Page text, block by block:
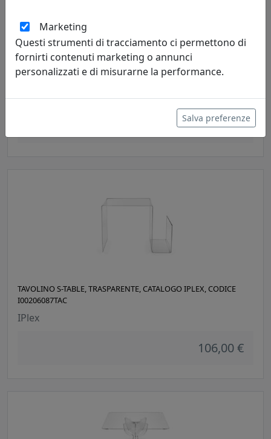
TAVOLINO SABER, TRASPARENTE, CATALOGO IPLEX, CODICE
I00206066TAC
IPlex
141,00 €
TAVOLINO S-TABLE, TRASPARENTE, CATALOGO IPLEX, CODICE
I00206087TAC
IPlex
106,00 €
Marketing
Questi strumenti di tracciamento ci permettono di
fornirti contenuti marketing o annunci
personalizzati e di misurarne la performance.
Salva preferenze